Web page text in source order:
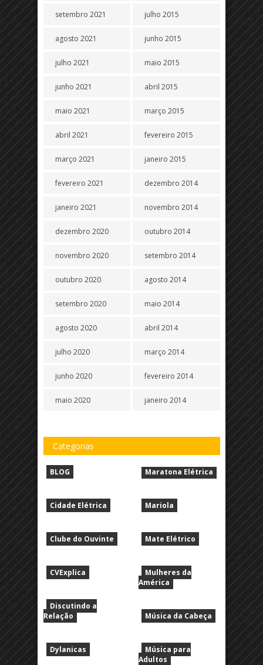
setembro 2021
agosto 2021
julho 2021
junho 2021
maio 2021
abril 2021
março 2021
fevereiro 2021
janeiro 2021
dezembro 2020
novembro 2020
outubro 2020
setembro 2020
agosto 2020
julho 2020
junho 2020
maio 2020
julho 2015
junho 2015
maio 2015
abril 2015
março 2015
fevereiro 2015
janeiro 2015
dezembro 2014
novembro 2014
outubro 2014
setembro 2014
agosto 2014
maio 2014
abril 2014
março 2014
fevereiro 2014
janeiro 2014
Categorias
BLOG
Cidade Elétrica
Clube do Ouvinte
CVExplica
Discutindo a
Relação
Dylanicas
Maratona Elétrica
Mariola
Mate Elétrico
Mulheres da
América
Música da Cabeça
Música para
Adultos